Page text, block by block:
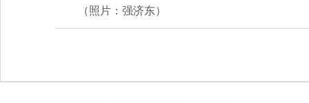
（照片：强济东）